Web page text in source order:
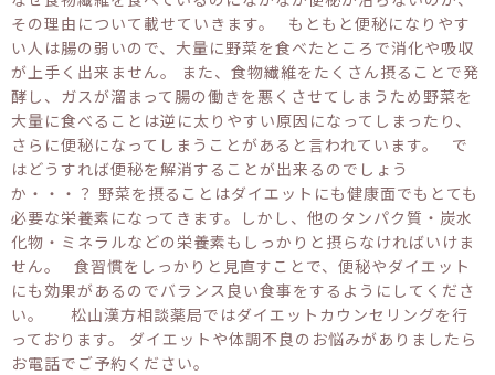
その理由について載せていきます。 もともと便秘になりやす
い人は腸の弱いので、大量に野菜を食べたところで消化や吸収
が上手く出来ません。 また、食物繊維をたくさん摂ることで発
酵し、ガスが溜まって腸の働きを悪くさせてしまうため野菜を
大量に食べることは逆に太りやすい原因になってしまったり、
さらに便秘になってしまうことがあると言われています。 で
はどうすれば便秘を解消することが出来るのでしょう
か・・・？ 野菜を摂ることはダイエットにも健康面でもとても
必要な栄養素になってきます。しかし、他のタンパク質・炭水
化物・ミネラルなどの栄養素もしっかりと摂らなければいけま
せん。 食習慣をしっかりと見直すことで、便秘やダイエット
にも効果があるのでバランス良い食事をするようにしてくださ
い。 松山漢方相談薬局ではダイエットカウンセリングを行
っております。 ダイエットや体調不良のお悩みがありましたら
お電話でご予約ください。